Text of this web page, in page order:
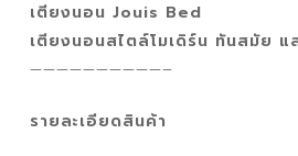
เตียงนอน Jouis Bed
เตียงนอนสไตล์โมเดิร์น ทันสมัย แ
——————————–
รายละเอียดสินค้า